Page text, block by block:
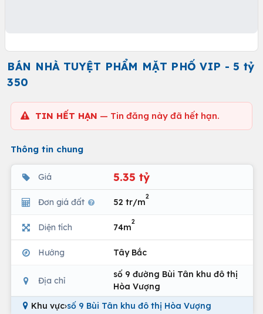
BÁN NHÀ TUYỆT PHẨM MẶT PHỐ VIP - 5 tỷ
350
TIN HẾT HẠN — Tin đăng này đã hết hạn.
Thông tin chung
Giá 5.35 tỷ
Đơn giá đất 52 tr/m
2
Diện tích 74m
2
Hướng Tây Bắc
Địa chỉ
số 9 đường Bùi Tân khu đô thị
Hòa Vượng
Khu vực›số 9 Bùi Tân khu đô thị Hòa Vượng